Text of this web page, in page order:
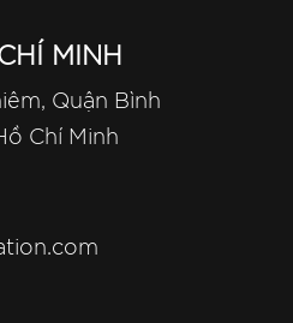
MINH
Quận Bình
Chí Minh